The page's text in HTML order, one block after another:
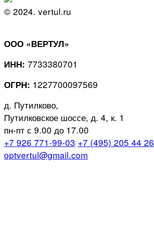
© 2024. vertul.ru
ООО «ВЕРТУЛ»
ИНН: 7733380701
ОГРН: 1227700097569
д. Путилково,
Путилковское шоссе, д. 4, к. 1
пн-пт с 9.00 до 17.00
+7 926 771-99-03 +7 (495) 205 44 26
optvertul@gmail.com